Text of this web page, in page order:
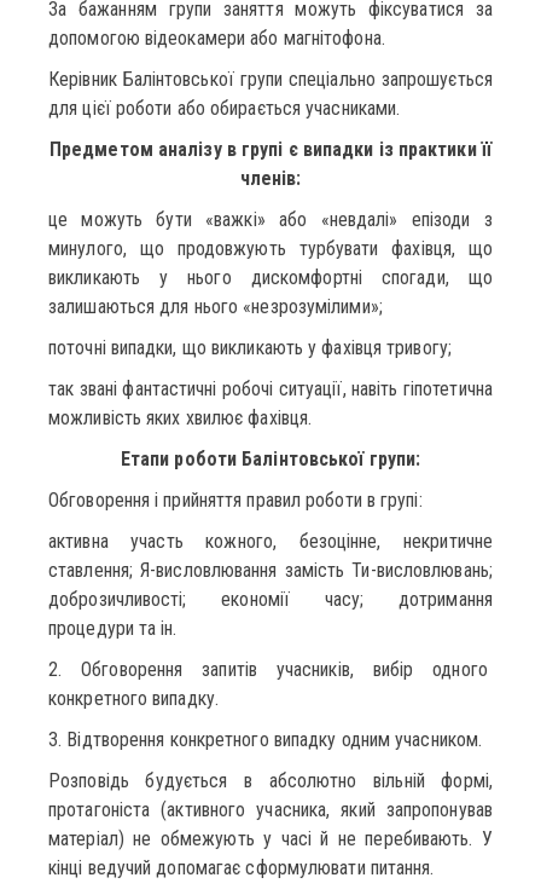
За бажанням групи заняття можуть фіксуватися за
допомогою відеокамери або магнітофона.
Керівник Балінтовської групи спеціально запрошується
для цієї роботи або обирається учасниками.
Предметом аналізу в групі є випадки із практики її
членів:
це можуть бути «важкі» або «невдалі» епізоди з
минулого, що продовжують турбувати фахівця, що
викликають у нього дискомфортні спогади, що
залишаються для нього «незрозумілими»;
поточні випадки, що викликають у фахівця тривогу;
так звані фантастичні робочі ситуації, навіть гіпотетична
можливість яких хвилює фахівця.
Етапи роботи Балінтовської групи:
Обговорення і прийняття правил роботи в групі:
активна участь кожного, безоцінне, некритичне
ставлення; Я-висловлювання замість Ти-висловлювань;
доброзичливості; економії часу; дотримання
процедури та ін.
2. Обговорення запитів учасників, вибір одного
конкретного випадку.
3. Відтворення конкретного випадку одним учасником.
Розповідь будується в абсолютно вільній формі,
протагоніста (активного учасника, який запропонував
матеріал) не обмежують у часі й не перебивають. У
кінці ведучий допомагає сформулювати питання.